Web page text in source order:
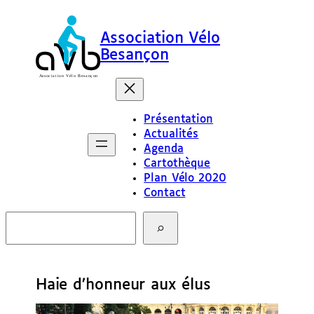
Association Vélo
Besançon
Présentation
Actualités
Agenda
Cartothèque
Plan Vélo 2020
Contact
c
Haie d’honneur aux élus